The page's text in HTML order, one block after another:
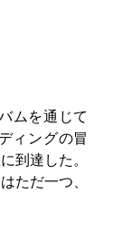
ムを通じて
ィングの冒
到達した。
ただ一つ、